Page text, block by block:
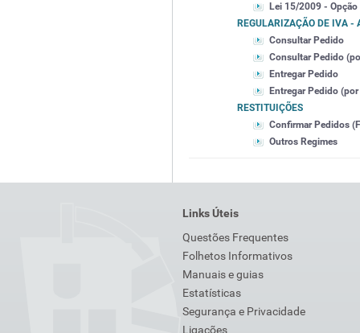
Lei 15/2009 - Opção
REGULARIZAÇÃO DE IVA -
Consultar Pedido
Consultar Pedido
Entregar Pedido
Entregar Pedido
RESTITUIÇÕES
Confirmar Pedidos
Outros Regimes
Links Úteis
Questões Frequentes
Folhetos Informativos
Manuais e guias
Estatísticas
Segurança e Privacidade
Ligações